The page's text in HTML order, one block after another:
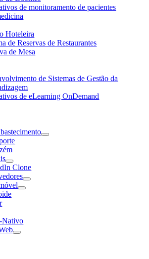
de monitoramento de pacientes
Hoteleira
de Reservas de Restaurantes
de Mesa
de Sistemas de Gestão da
de eLearning OnDemand
Clone
Nativo